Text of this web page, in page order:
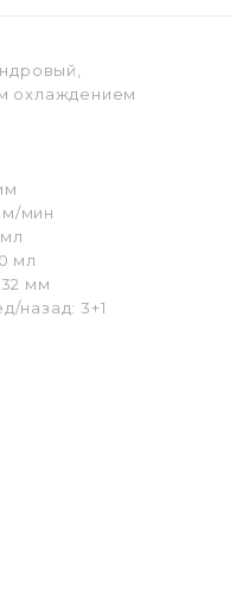
охлаждением
м/мин
мл
мм
назад: 3+1